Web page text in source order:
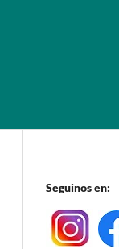
Seguinos en: